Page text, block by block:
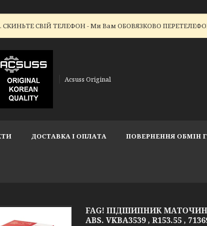
СКИНЬТЕ СВІЙ ТЕЛЕФОН - Ми Вам ОБОВЯЗКОВО
Acsuss Original
ДОСТАВКА І ОПЛАТА ПОВЕРНЕННЯ ОБМІН
FAG! ПІДШИПНИК
ABS. VKBA3539 , R153.55 ,